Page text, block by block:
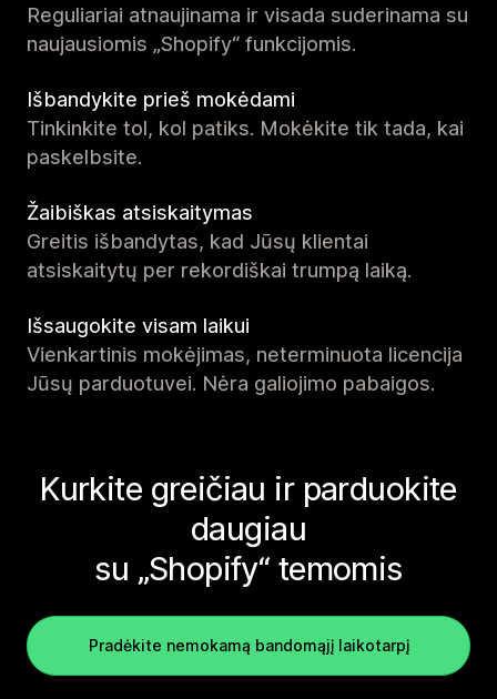
Reguliariai atnaujinama ir visada suderinama su
naujausiomis „Shopify“ funkcijomis.
Išbandykite prieš mokėdami
Tinkinkite tol, kol patiks. Mokėkite tik tada, kai
paskelbsite.
Žaibiškas atsiskaitymas
Greitis išbandytas, kad Jūsų klientai
atsiskaitytų per rekordiškai trumpą laiką.
Išsaugokite visam laikui
Vienkartinis mokėjimas, neterminuota licencija
Jūsų parduotuvei. Nėra galiojimo pabaigos.
Kurkite greičiau ir parduokite
daugiau
su „Shopify“ temomis
Pradėkite nemokamą bandomąjį laikotarpį